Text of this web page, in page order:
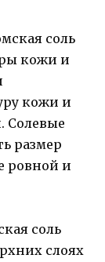
соль
кожи и
кожи и
Солевые
размер
ровной и
соль
слоях